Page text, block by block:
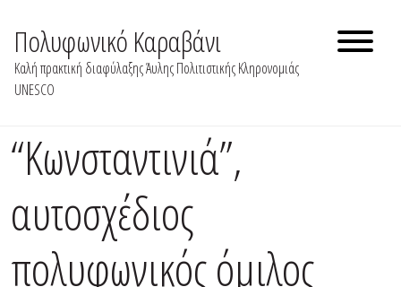
content
Πολυφωνικό Καραβάνι
Καλή πρακτική διαφύλαξης Άυλης Πολιτιστικής Κληρονομιάς
UNESCO
“Kωνσταντινιά”,
αυτοσχέδιος
πολυφωνικός όμιλος